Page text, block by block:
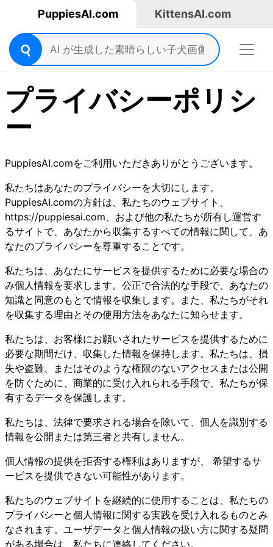
PuppiesAI.com KittensAI.com
プライバシーポリシ
ー
PuppiesAI.comをご利用いただきありがとうございます。
私たちはあなたのプライバシーを大切にします。
PuppiesAI.comの方針は、私たちのウェブサイト、
https://puppiesai.com、および他の私たちが所有し運営す
るサイトで、あなたから収集するすべての情報に関して、あ
なたのプライバシーを尊重することです。
私たちは、あなたにサービスを提供するために必要な場合の
み個人情報を要求します。公正で合法的な手段で、あなたの
知識と同意のもとで情報を収集します。また、私たちがそれ
を収集する理由とその使用方法をあなたに知らせます。
私たちは、お客様にお願いされたサービスを提供するために
必要な期間だけ、収集した情報を保持します。私たちは、損
失や盗難、またはそのような権限のないアクセスまたは公開
を防ぐために、商業的に受け入れられる手段で、私たちが保
有するデータを保護します。
私たちは、法律で要求される場合を除いて、個人を識別する
情報を公開または第三者と共有しません。
個人情報の提供を拒否する権利はありますが、 希望するサ
ービスを提供できない可能性があります。
私たちのウェブサイトを継続的に使用することは、私たちの
プライバシーと個人情報に関する実践を受け入れるものとみ
なされます。ユーザデータと個人情報の扱い方に関する疑問
がある場合は、私たちに連絡してください。